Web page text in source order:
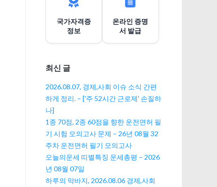
국가자격증
정보
온라인 증명
서 발급
최신 글
2026.08.07, 경제,사회 이슈 소식 간편
하게 정리. – ['주 52시간 근로제' 손질하
나]
1종 70점, 2종 60점을 향한 운전면허 필
기 시험 모의고사 문제 – 26년 08월 32
주차 운전면허 필기 모의고사
오늘의운세 띠별특징 운세총평 – 2026
년 08월 07일
하루의 막바지, 2026.08.06 경제,사회